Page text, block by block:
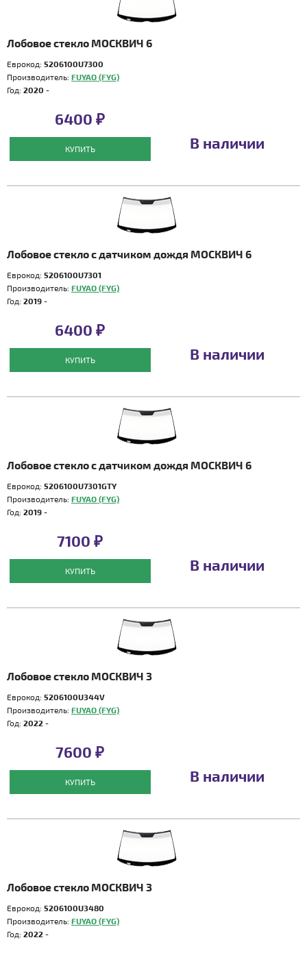
Лобовое стекло МОСКВИЧ 6
Еврокод: 5206100U7300
Производитель: FUYAO (FYG)
Год: 2020 -
6400 ₽
КУПИТЬ В наличии
Лобовое стекло с датчиком дождя МОСКВИЧ 6
Еврокод: 5206100U7301
Производитель: FUYAO (FYG)
Год: 2019 -
6400 ₽
КУПИТЬ В наличии
Лобовое стекло с датчиком дождя МОСКВИЧ 6
Еврокод: 5206100U7301GTY
Производитель: FUYAO (FYG)
Год: 2019 -
7100 ₽
КУПИТЬ В наличии
Лобовое стекло МОСКВИЧ 3
Еврокод: 5206100U344V
Производитель: FUYAO (FYG)
Год: 2022 -
7600 ₽
КУПИТЬ В наличии
Лобовое стекло МОСКВИЧ 3
Еврокод: 5206100U3480
Производитель: FUYAO (FYG)
Год: 2022 -